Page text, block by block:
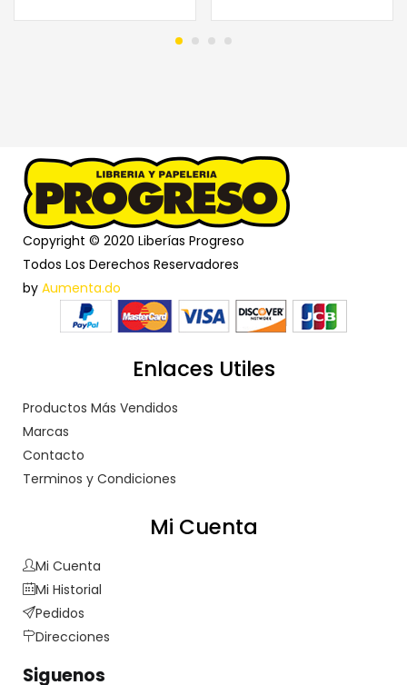
Copyright © 2020 Liberías Progreso
Todos Los Derechos Reservadores
by Aumenta.do
Enlaces Utiles
Productos Más Vendidos
Marcas
Contacto
Terminos y Condiciones
Mi Cuenta
Mi Cuenta
Mi Historial
Pedidos
Direcciones
Siguenos